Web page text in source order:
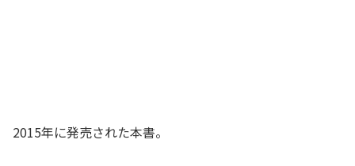
2015年に発売された本書。